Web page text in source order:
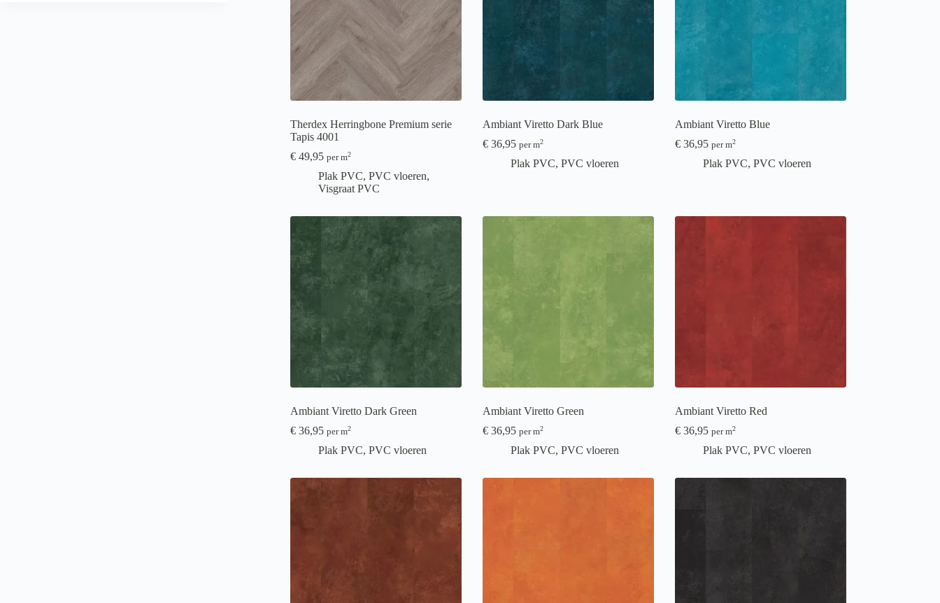
Therdex Herringbone Premium serie
Tapis 4001
€49,95 per m2
Plak PVC, PVC vloeren,
Visgraat PVC
Ambiant Viretto Dark Blue
€36,95 per m2
Plak PVC, PVC vloeren
Ambiant Viretto Blue
€36,95 per m2
Plak PVC, PVC vloeren
Ambiant Viretto Dark Green
€36,95 per m2
Plak PVC, PVC vloeren
Ambiant Viretto Green
€36,95 per m2
Plak PVC, PVC vloeren
Ambiant Viretto Red
€36,95 per m2
Plak PVC, PVC vloeren